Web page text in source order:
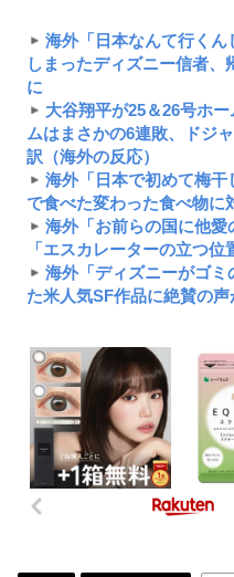
海外「日本なんて行く
しまったディズニー信者
に
大谷翔平が25＆26号ホ
ムはまさかの6連敗、ドジ
訳（海外の反応）
海外「日本で初めて梅
で食べた変わった食べ物に
海外「お前らの国に他
「エスカレーターの立つ位
海外「ディズニーがゴ
た米人気SF作品に絶賛の声